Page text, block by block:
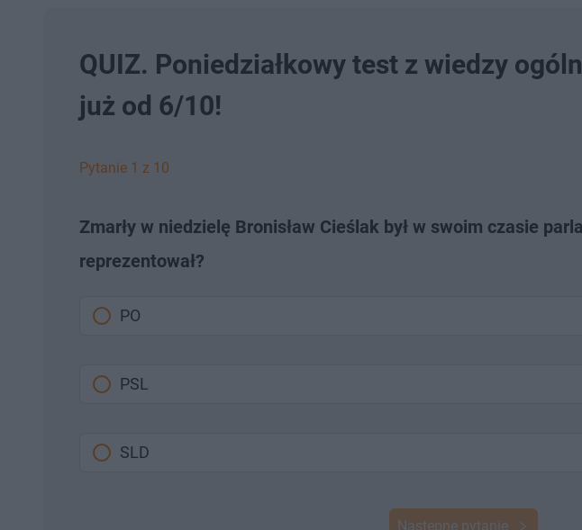
QUIZ. Poniedziałkowy test z wiedzy
już od 6/10!
Pytanie 1 z 10
Zmarły w niedzielę Bronisław Cieślak był w swoim czasie
reprezentował?
PO
PSL
SLD
Następne pytanie